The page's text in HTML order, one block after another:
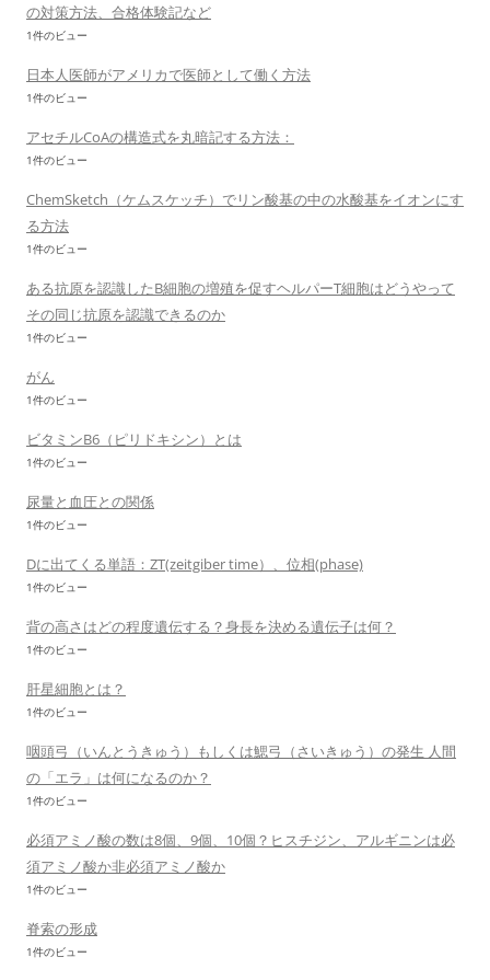
の対策方法、合格体験記など
1件のビュー
日本人医師がアメリカで医師として働く方法
1件のビュー
アセチルCoAの構造式を丸暗記する方法：
1件のビュー
ChemSketch（ケムスケッチ）でリン酸基の中の水酸基をイオンにす
る方法
1件のビュー
ある抗原を認識したB細胞の増殖を促すヘルパーT細胞はどうやって
その同じ抗原を認識できるのか
1件のビュー
がん
1件のビュー
ビタミンB6（ピリドキシン）とは
1件のビュー
尿量と血圧との関係
1件のビュー
Dに出てくる単語：ZT(zeitgiber time）、位相(phase)
1件のビュー
背の高さはどの程度遺伝する？身長を決める遺伝子は何？
1件のビュー
肝星細胞とは？
1件のビュー
咽頭弓（いんとうきゅう）もしくは鰓弓（さいきゅう）の発生 人間
の「エラ」は何になるのか？
1件のビュー
必須アミノ酸の数は8個、9個、10個？ヒスチジン、アルギニンは必
須アミノ酸か非必須アミノ酸か
1件のビュー
脊索の形成
1件のビュー